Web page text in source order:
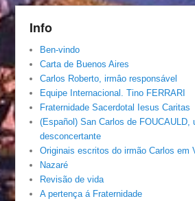
Info
Ben-vindo
Carta de Buenos Aires
Carlos Roberto, irmâo responsável
Equipe Internacional. Tino FERRARI
Fraternidade Sacerdotal Iesus Caritas
(Español) San Carlos de FOUCAULD,
desconcertante
Originais escritos do irmão Carlos em
Nazaré
Revisão de vida
A pertença á Fraternidade